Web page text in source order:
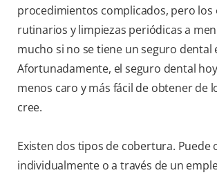
procedimientos complicados, pero los
rutinarios y limpiezas periódicas a
mucho si no se tiene un seguro dental
Afortunadamente, el seguro dental
menos caro y más fácil de obtener de
cree.
Existen dos tipos de cobertura. Puede
individualmente o a través de un